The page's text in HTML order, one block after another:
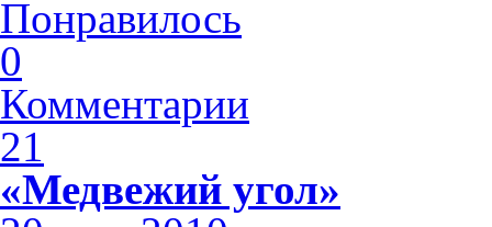
Понравилось
0
Комментарии
21
«Медвежий угол»